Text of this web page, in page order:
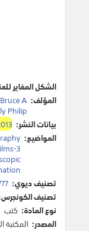
الشكل المغاير
المؤلف: A
Philip
بيانات النشر:
المواضيع:
3-D films
تصنيف ديوي: .6.
تصنيف
نوع المادة: كتب
المصدر: المكتبة